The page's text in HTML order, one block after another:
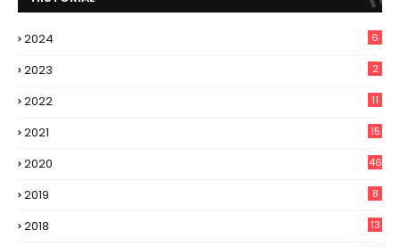
2024 6
2023 2
2022 11
2021 15
2020 46
2019 8
2018 13